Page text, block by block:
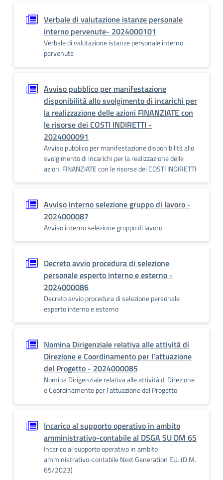
Verbale di valutazione istanze personale
interno pervenute- 2024000101
Verbale di valutazione istanze personale interno
pervenute
Avviso pubblico per manifestazione
disponibilità allo svolgimento di incarichi per
la realizzazione delle azioni FINANZIATE con
le risorse dei COSTI INDIRETTI -
2024000091
Avviso pubblico per manifestazione disponibilità allo
svolgimento di incarichi per la realizzazione delle
azioni FINANZIATE con le risorse dei COSTI INDIRETTI
Avviso interno selezione gruppo di lavoro -
2024000087
Avviso interno selezione gruppo di lavoro
Decreto avvio procedura di selezione
personale esperto interno e esterno -
2024000086
Decreto avvio procedura di selezione personale
esperto interno e esterno
Nomina Dirigenziale relativa alle attività di
Direzione e Coordinamento per l’attuazione
del Progetto - 2024000085
Nomina Dirigenziale relativa alle attività di Direzione
e Coordinamento per l’attuazione del Progetto
Incarico al supporto operativo in ambito
amministrativo-contabile al DSGA SU DM 65
Incarico al supporto operativo in ambito
amministrativo-contabile Next Generation EU. (D.M.
65/2023)